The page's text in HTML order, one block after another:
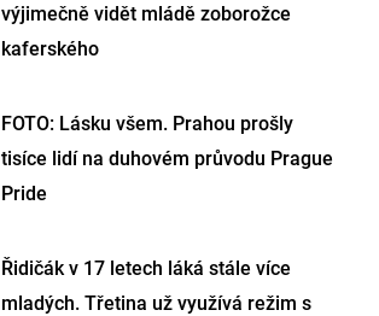
výjimečně vidět mládě zoborožce
kaferského
FOTO: Lásku všem. Prahou prošly
tisíce lidí na duhovém průvodu Prague
Pride
Řidičák v 17 letech láká stále více
mladých. Třetina už využívá režim s